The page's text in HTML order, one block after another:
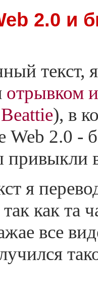
2.0 и
текст,
отрывком
), в
Web 2.0 -
я
как та
все